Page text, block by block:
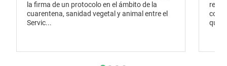
la firma de un protocolo en el ámbito de la
cuarentena, sanidad vegetal y animal entre el
Servic...
que